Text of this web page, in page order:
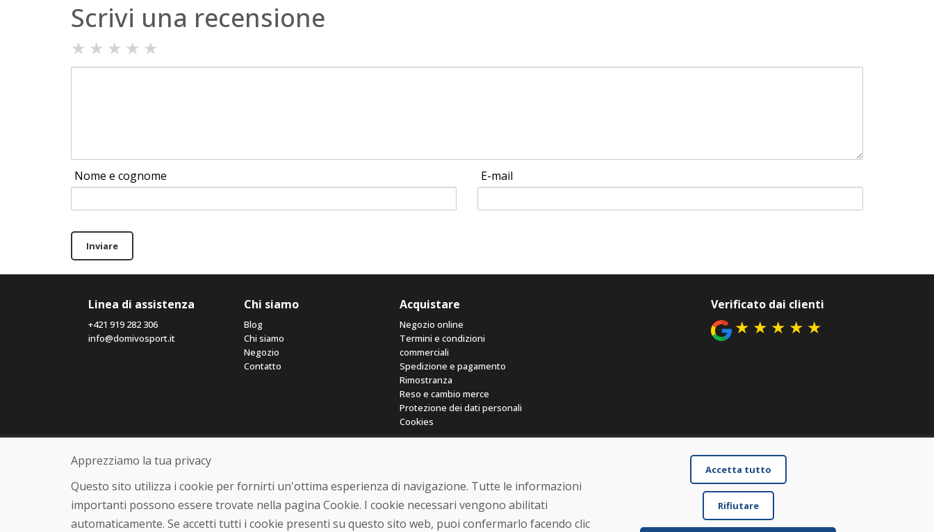
Scrivi una recensione
★ ★ ★ ★ ★
Nome e cognome E-mail
Inviare
Linea di assistenza
+421 919 282 306
info@domivosport.it
Chi siamo
Blog
Chi siamo
Negozio
Contatto
Acquistare
Negozio online
Termini e condizioni
commerciali
Spedizione e pagamento
Rimostranza
Reso e cambio merce
Protezione dei dati personali
Cookies
Verificato dai clienti
★ ★ ★ ★ ★
Apprezziamo la tua privacy
Questo sito utilizza i cookie per fornirti un'ottima esperienza di navigazione. Tutte le informazioni
importanti possono essere trovate nella pagina Cookie. I cookie necessari vengono abilitati
automaticamente. Se accetti tutti i cookie presenti su questo sito web, puoi confermarlo facendo clic
Accetta tutto
Rifiutare